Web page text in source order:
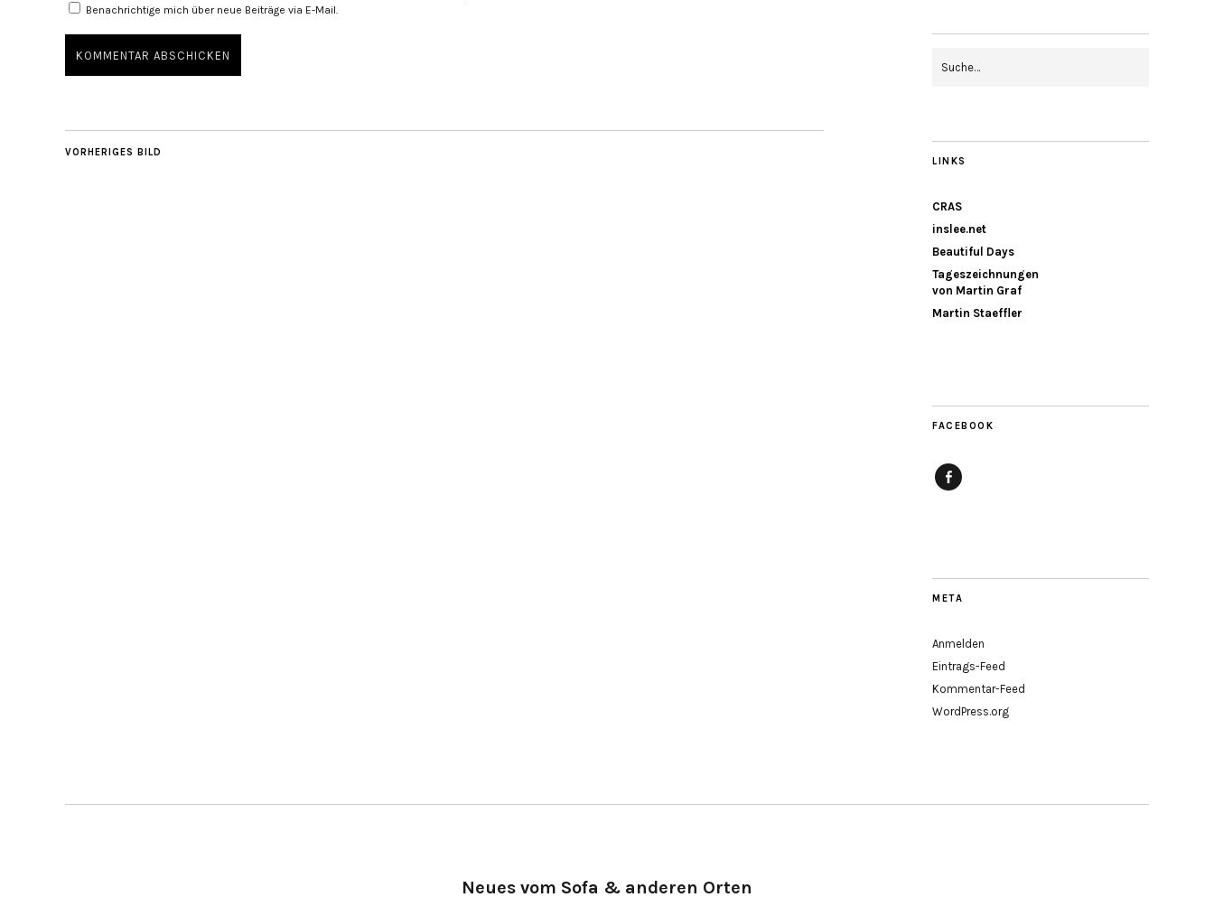
Benachrichtige mich über neue Beiträge via E-Mail.
VORHERIGES BILD
LINKS
CRAS
inslee.net
Beautiful Days
Tageszeichnungen
von Martin Graf
Martin Staeffler
FACEBOOK
META
Anmelden
Eintrags-Feed
Kommentar-Feed
WordPress.org
Neues vom Sofa & anderen Orten